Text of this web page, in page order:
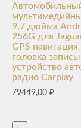
9,7 дюйма
256G для
GPS навигация
головка
устройство
радио Carplay
79449,00 ₽